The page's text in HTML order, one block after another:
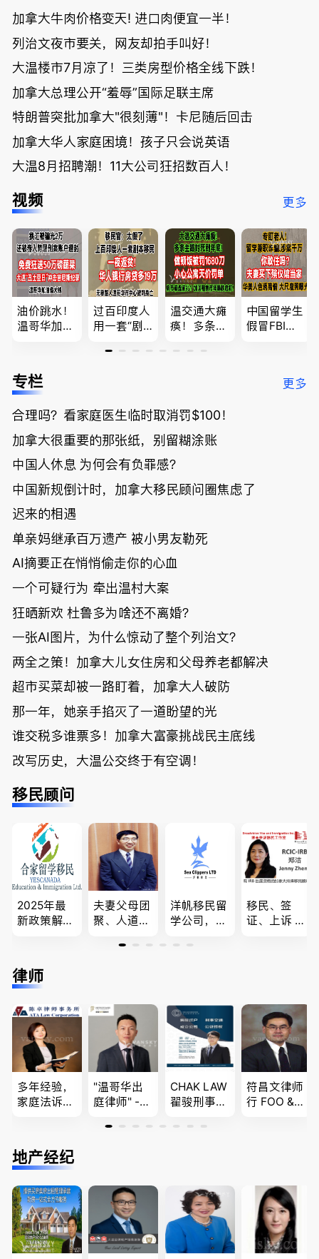
加拿大牛肉价格变天! 进口肉便宜一半！
列治文夜市要关，网友却拍手叫好！
大温楼市7月凉了！三类房型价格全线下跌！
加拿大总理公开“羞辱”国际足联主席
特朗普突批加拿大"很刻薄"！卡尼随后回击
加拿大华人家庭困境！孩子只会说英语
大温8月招聘潮！11大公司狂招数百人！
视频 更多
油价跳水！
温哥华加油
低；免费狂
送50万磅蔬
温“丑陋土
豆日”冲击
吉尼斯纪
录；惨！留
骗光2万美
元，还被卷
入跨国刑案
账户遭封！
过百印度人
用一套“剧
官：太假
欠款多出$1
9万；突
发！无辜男
孩温哥华市
中心被刺身
亡；
温交通大瘫
痪！多条主
底；做顿饭
单；房市崩
盘前兆？加
国租赁市场
恐迎暴跌危
中国留学生
假冒FBI上
夫妻住进殡
专栏 更多
合理吗？看家庭医生临时取消罚$100！
加拿大很重要的那张纸，别留糊涂账
中国人休息 为何会有负罪感？
中国新规倒计时，加拿大移民顾问圈焦虑了
迟来的相遇
单亲妈继承百万遗产 被小男友勒死
AI摘要正在悄悄偷走你的心血
一个可疑行为 牵出温村大案
狂晒新欢 杜鲁多为啥还不离婚？
一张AI图片，为什么惊动了整个列治文？
两全之策！加拿大儿女住房和父母养老都解决
超市买菜却被一路盯着，加拿大人破防
那一年，她亲手掐灭了一道盼望的光
谁交税多谁票多！加拿大富豪挑战民主底线
改写历史，大温公交终于有空调！
移民顾问
2025年最
新政策解
免费咨询各
类疑难签证
团聚，投资
移民以及各
类省提名和
技术移民
夫妻父母团
聚、人道移
和工签 移
移民签证
、翻译和海
牙认证
洋帆移民留
学公司，精
签各类签证
民和魁北克
PEQ60472
08731
移民、签
证、上诉 --
律师
多年经验，
家庭法诉
证，租务纠
纷 普通
语，列治文
陈卓律师事
务所 (ATA L
aw Corpor
ation)
"温哥华出
庭律师" -
务所 - 劳动
纠纷，审判
辩护
CHAK LAW
翟骏刑事交
刑事辩护/
符昌文律师
行 FOO & C
地产经纪